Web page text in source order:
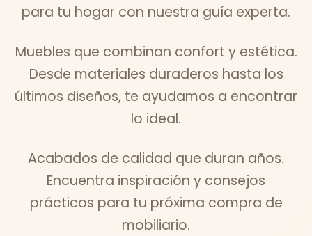
para tu hogar con nuestra guía experta.
Muebles que combinan confort y estética.
Desde materiales duraderos hasta los
últimos diseños, te ayudamos a encontrar
lo ideal.
Acabados de calidad que duran años.
Encuentra inspiración y consejos
prácticos para tu próxima compra de
mobiliario.